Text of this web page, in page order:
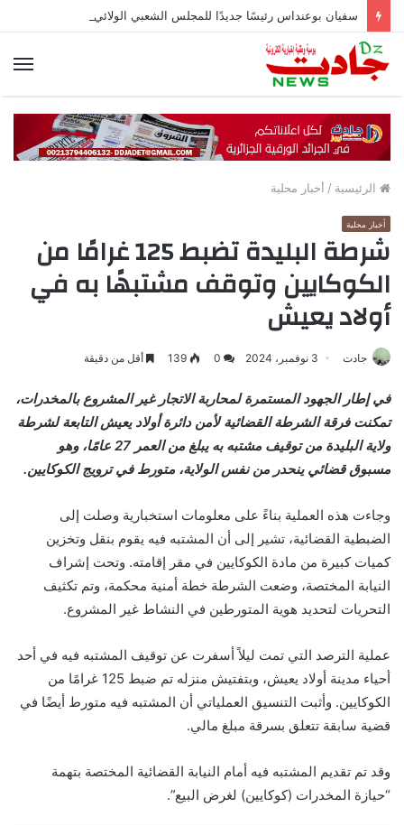
الرئيسية / أخبار محلية
أخبار محلية
شرطة البليدة تضبط 125 غرامًا من
الكوكايين وتوقف مشتبهًا به في
أولاد يعيش
جادت 3 نوفمبر، 2024 0
139 أقل من دقيقة
في إطار الجهود المستمرة لمحاربة الاتجار غير المشروع بالمخدرات،
تمكنت فرقة الشرطة القضائية لأمن دائرة أولاد يعيش التابعة لشرطة
ولاية البليدة من توقيف مشتبه به يبلغ من العمر 27 عامًا، وهو
مسبوق قضائي ينحدر من نفس الولاية، متورط في ترويج الكوكايين.
وجاءت هذه العملية بناءً على معلومات استخبارية وصلت إلى
الضبطية القضائية، تشير إلى أن المشتبه فيه يقوم بنقل وتخزين
كميات كبيرة من مادة الكوكايين في مقر إقامته. وتحت إشراف
النيابة المختصة، وضعت الشرطة خطة أمنية محكمة، وتم تكثيف
التحريات لتحديد هوية المتورطين في النشاط غير المشروع.
عملية الترصد التي تمت ليلاً أسفرت عن توقيف المشتبه فيه في أحد
أحياء مدينة أولاد يعيش، وبتفتيش منزله تم ضبط 125 غرامًا من
الكوكايين. وأثبت التنسيق العملياتي أن المشتبه فيه متورط أيضًا في
قضية سابقة تتعلق بسرقة مبلغ مالي.
وقد تم تقديم المشتبه فيه أمام النيابة القضائية المختصة بتهمة
“حيازة المخدرات (كوكايين) لغرض البيع”.